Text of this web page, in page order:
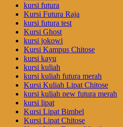
kursi futura
Kursi Futura Raja
kursi futura test
Kursi Ghost
kursi jokowi
Kursi Kampus Chitose
kursi kayu
kursi kuliah
kursi kuliah futura merah
Kursi Kuliah Lipat Chitose
kursi kuliah new futura merah
kursi lipat
Kursi Lipat Bimbel
Kursi Lipat Chitose